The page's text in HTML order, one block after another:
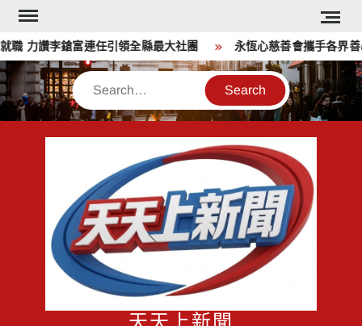
Skip
content
力讚李鎗富連任引領全縣最大社團 永恆心慈善會攜手各界善
Search